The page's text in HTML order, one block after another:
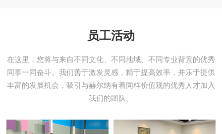
员工活动
在这里，您将与来自不同文化、不同地域、不同专业背景的优秀
同事一同奋斗。我们善于激发灵感，精于提高效率，并乐于提供
丰富的发展机会，吸引与赫尔纳有着同样价值观的优秀人才加入
我们的团队。